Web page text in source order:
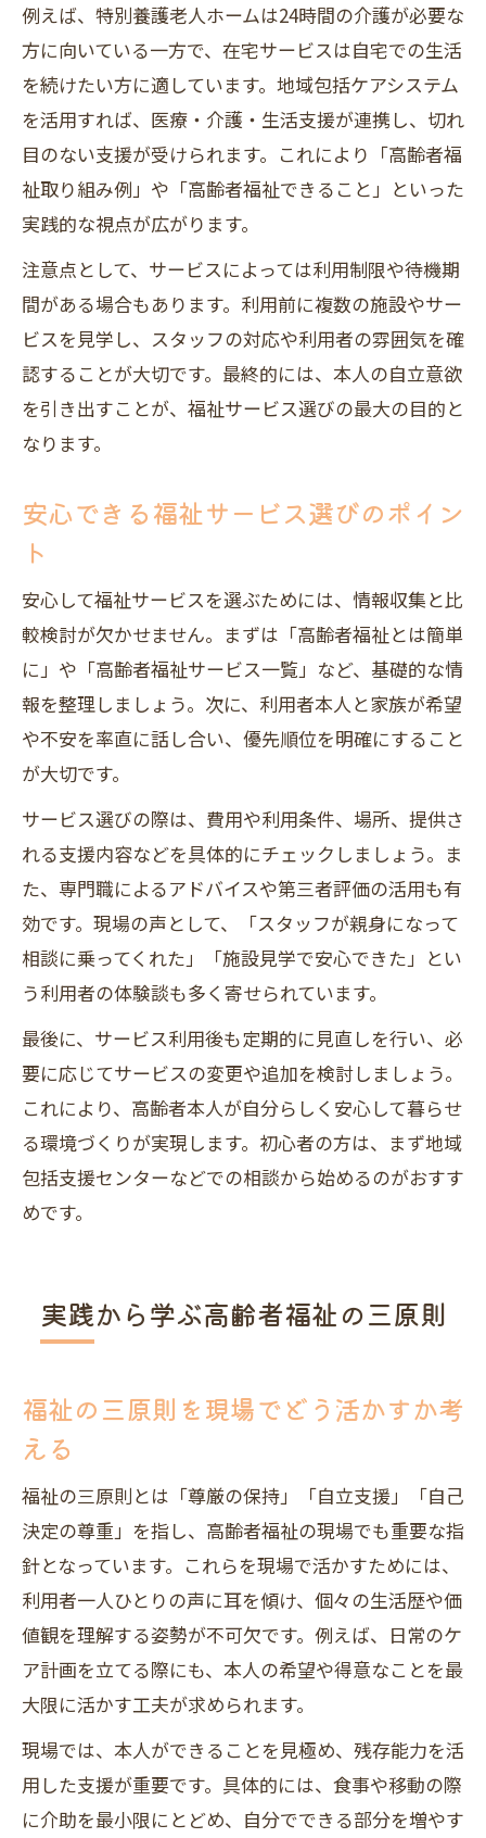
例えば、特別養護老人ホームは24時間の介護が必要な
方に向いている一方で、在宅サービスは自宅での生活
を続けたい方に適しています。地域包括ケアシステム
を活用すれば、医療・介護・生活支援が連携し、切れ
目のない支援が受けられます。これにより「高齢者福
祉取り組み例」や「高齢者福祉できること」といった
実践的な視点が広がります。
注意点として、サービスによっては利用制限や待機期
間がある場合もあります。利用前に複数の施設やサー
ビスを見学し、スタッフの対応や利用者の雰囲気を確
認することが大切です。最終的には、本人の自立意欲
を引き出すことが、福祉サービス選びの最大の目的と
なります。
安心できる福祉サービス選びのポイン
ト
安心して福祉サービスを選ぶためには、情報収集と比
較検討が欠かせません。まずは「高齢者福祉とは簡単
に」や「高齢者福祉サービス一覧」など、基礎的な情
報を整理しましょう。次に、利用者本人と家族が希望
や不安を率直に話し合い、優先順位を明確にすること
が大切です。
サービス選びの際は、費用や利用条件、場所、提供さ
れる支援内容などを具体的にチェックしましょう。ま
た、専門職によるアドバイスや第三者評価の活用も有
効です。現場の声として、「スタッフが親身になって
相談に乗ってくれた」「施設見学で安心できた」とい
う利用者の体験談も多く寄せられています。
最後に、サービス利用後も定期的に見直しを行い、必
要に応じてサービスの変更や追加を検討しましょう。
これにより、高齢者本人が自分らしく安心して暮らせ
る環境づくりが実現します。初心者の方は、まず地域
包括支援センターなどでの相談から始めるのがおすす
めです。
実践から学ぶ高齢者福祉の三原則
福祉の三原則を現場でどう活かすか考
える
福祉の三原則とは「尊厳の保持」「自立支援」「自己
決定の尊重」を指し、高齢者福祉の現場でも重要な指
針となっています。これらを現場で活かすためには、
利用者一人ひとりの声に耳を傾け、個々の生活歴や価
値観を理解する姿勢が不可欠です。例えば、日常のケ
ア計画を立てる際にも、本人の希望や得意なことを最
大限に活かす工夫が求められます。
現場では、本人ができることを見極め、残存能力を活
用した支援が重要です。具体的には、食事や移動の際
に介助を最小限にとどめ、自分でできる部分を増やす